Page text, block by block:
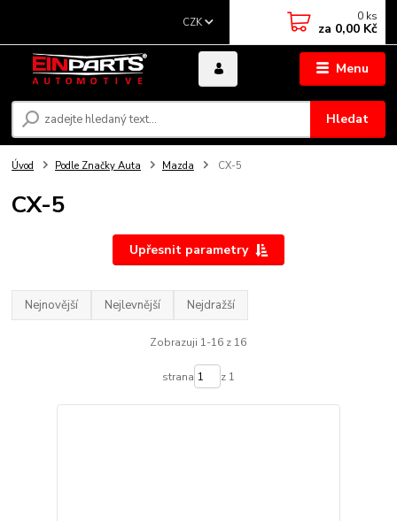
Menu
CZK
Hledat
0 ks
za 0,00 Kč
Úvod Podle Značky Auta Mazda CX-5
CX-5
Upřesnit parametry
Nejnovější Nejlevnější Nejdražší
Zobrazuji 1-16 z 16
strana z 1